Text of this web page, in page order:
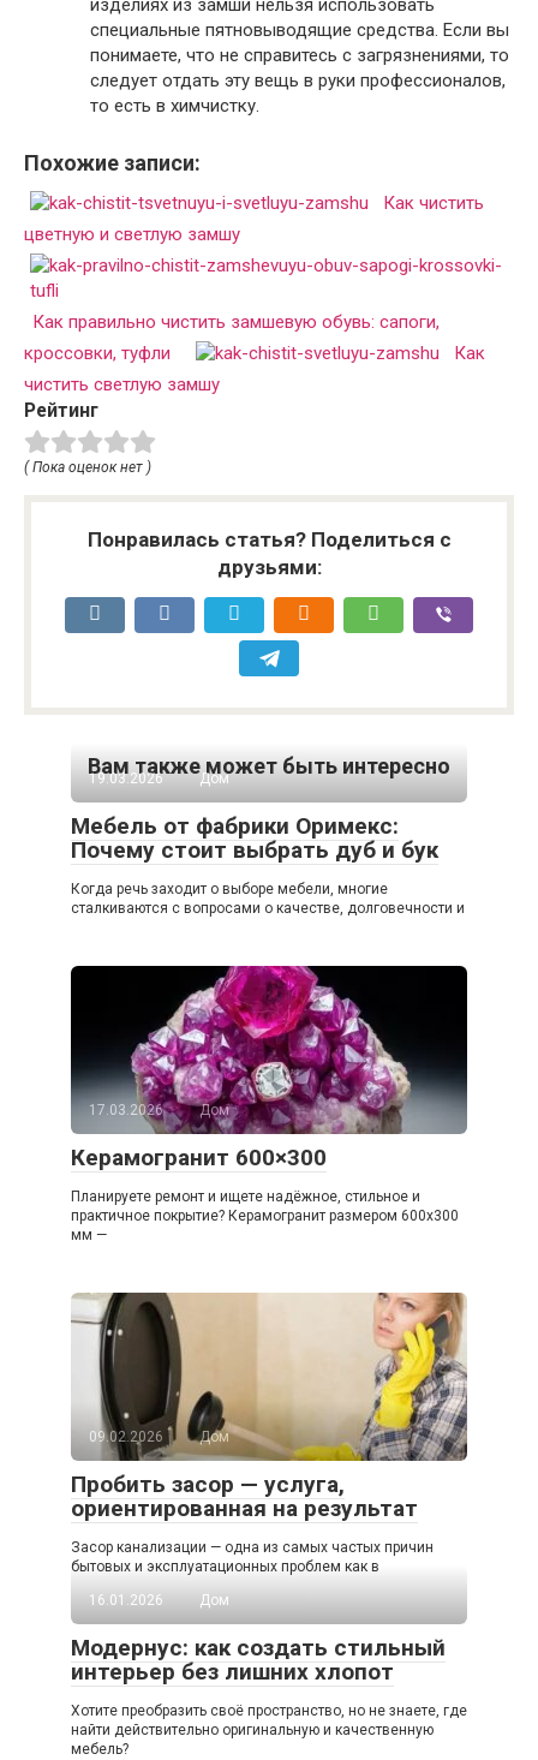
изделиях из замши нельзя использовать
специальные пятновыводящие средства. Если вы
понимаете, что не справитесь с загрязнениями, то
следует отдать эту вещь в руки профессионалов,
то есть в химчистку.
Похожие записи:
Как чистить
цветную и светлую замшу
Как правильно чистить замшевую обувь: сапоги,
кроссовки, туфли
Как
чистить светлую замшу
Рейтинг
( Пока оценок нет )
Понравилась статья? Поделиться с
друзьями:
Вам также может быть интересно
19.03.2026 Дом
Мебель от фабрики Оримекс:
Почему стоит выбрать дуб и бук
Когда речь заходит о выборе мебели, многие
сталкиваются с вопросами о качестве, долговечности и
17.03.2026 Дом
Керамогранит 600×300
Планируете ремонт и ищете надёжное, стильное и
практичное покрытие? Керамогранит размером 600х300
мм —
09.02.2026 Дом
Пробить засор — услуга,
ориентированная на результат
Засор канализации — одна из самых частых причин
бытовых и эксплуатационных проблем как в
16.01.2026
Дом
Модернус: как создать стильный
интерьер без лишних хлопот
Хотите преобразить своё пространство, но не знаете, где
найти действительно оригинальную и качественную
мебель?